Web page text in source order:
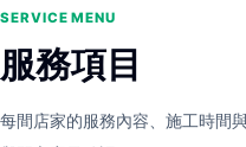
SERVICE MENU
服務項目
每間店家的服務內容、施工時間